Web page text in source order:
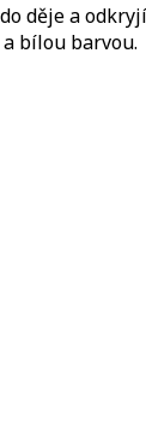
děje a
bílou barvou.